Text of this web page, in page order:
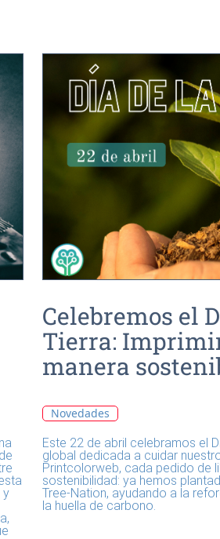
y
Celebremos el
Tierra:
manera
Novedades
Este 22 de abril celebramos el
global dedicada a cuidar
Printcolorweb, cada pedido de
sostenibilidad: ya hemos
Tree-Nation, ayudando a la
la huella de carbono.